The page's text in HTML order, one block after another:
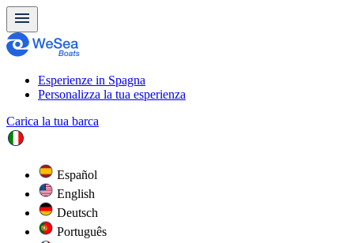
Esperienze in Spagna
Personalizza la tua esperienza
Carica la tua barca
Español
English
Deutsch
Português